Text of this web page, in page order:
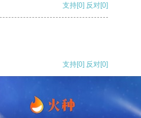
支持[0] 反对[0]
支持[0] 反对[0]